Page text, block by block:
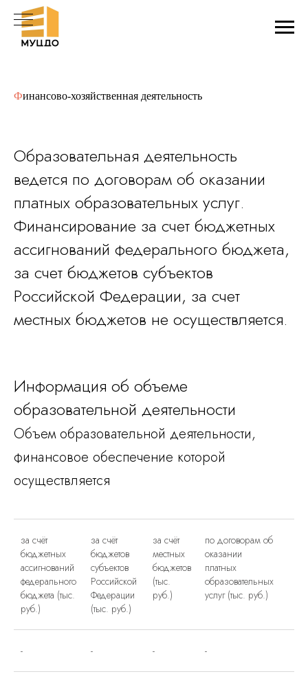
Финансово-хозяйственная деятельность
Образовательная деятельность
ведется по договорам об оказании
платных образовательных услуг.
Финансирование за счет бюджетных
ассигнований федерального бюджета,
за счет бюджетов субъектов
Российской Федерации, за счет
местных бюджетов не осуществляется.
Информация об объеме
образовательной деятельности
Объем образовательной деятельности,
финансовое обеспечение которой
осуществляется
за счёт
бюджетных
ассигнований
федерального
бюджета (тыс.
руб.)
за счёт
бюджетов
субъектов
Российской
Федерации
(тыс. руб.)
за счёт
местных
бюджетов
(тыс.
руб.)
по договорам об
оказании
платных
образовательных
услуг (тыс. руб.)
- - - -